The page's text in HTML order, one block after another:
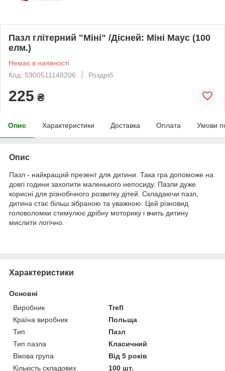
Пазл глітерний "Міні" /Дісней: Міні Маус (100
елм.)
Немає в наявності
Код: 5900511148206
Роздріб
225 ₴
Опис Характеристики Доставка Оплата Умови
Опис
Пазл - найкращий презент для дитини. Така гра допоможе на
довгі години захопити маленького непосиду. Пазли дуже
корисні для різнобічного розвитку дітей. Складаючи пазл,
дитина стає більш зібраною та уважною. Цей різновид
головоломки стимулює дрібну моторику і вчить дитину
мислити логічно.
Характеристики
Основні
Виробник
Trefl
Країна виробник
Польща
Тип
Пазл
Тип пазла
Класичний
Вікова група
Від 5 років
Кількість складових
100 шт.